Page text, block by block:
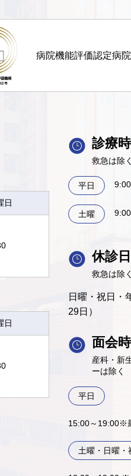
病院機能評価認定病院
日
日
診療
救急は除く
平日
土曜
休診日
救急は除く
日曜・祝日・
29日）
面会
産科・新
ーは除く
平日
15:00～19:00※
土曜・日曜・